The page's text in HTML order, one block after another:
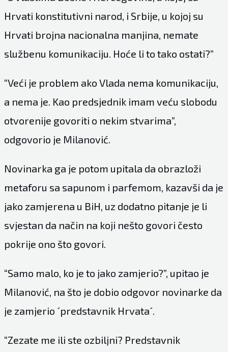
Hrvati konstitutivni narod, i Srbije, u kojoj su
Hrvati brojna nacionalna manjina, nemate
službenu komunikaciju. Hoće li to tako ostati?”
“Veći je problem ako Vlada nema komunikaciju,
a nema je. Kao predsjednik imam veću slobodu
otvorenije govoriti o nekim stvarima”,
odgovorio je Milanović.
Novinarka ga je potom upitala da obrazloži
metaforu sa sapunom i parfemom, kazavši da je
jako zamjerena u BiH, uz dodatno pitanje je li
svjestan da način na koji nešto govori često
pokrije ono što govori.
“Samo malo, ko je to jako zamjerio?”, upitao je
Milanović, na što je dobio odgovor novinarke da
je zamjerio ´predstavnik Hrvata´.
“Zezate me ili ste ozbiljni? Predstavnik